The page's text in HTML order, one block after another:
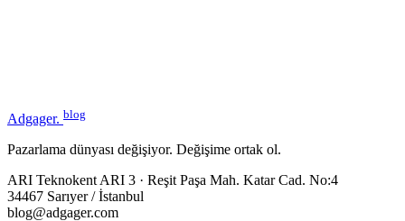
Adgager. blog
Pazarlama dünyası değişiyor. Değişime ortak ol.
ARI Teknokent ARI 3 · Reşit Paşa Mah. Katar Cad. No:4
34467 Sarıyer / İstanbul
blog@adgager.com